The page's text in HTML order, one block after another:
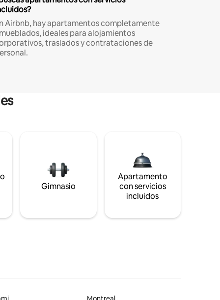
Airbnb, hay apartamentos completamente
ideales para alojamientos
traslados y contrataciones de
Gimnasio
Apartamento
con servicios
incluidos